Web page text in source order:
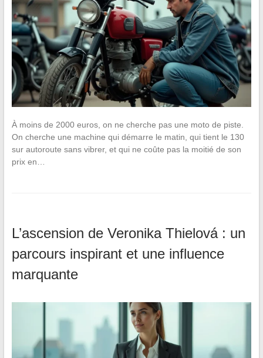
À moins de 2000 euros, on ne cherche pas une moto de piste.
On cherche une machine qui démarre le matin, qui tient le 130
sur autoroute sans vibrer, et qui ne coûte pas la moitié de son
prix en…
L’ascension de Veronika Thielová : un
parcours inspirant et une influence
marquante